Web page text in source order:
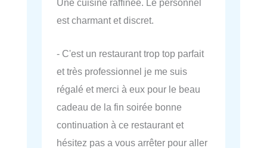
Une cuisine raffinée. Le personnel
est charmant et discret.
- C'est un restaurant trop top parfait
et très professionnel je me suis
régalé et merci à eux pour le beau
cadeau de la fin soirée bonne
continuation à ce restaurant et
hésitez pas a vous arrêter pour aller